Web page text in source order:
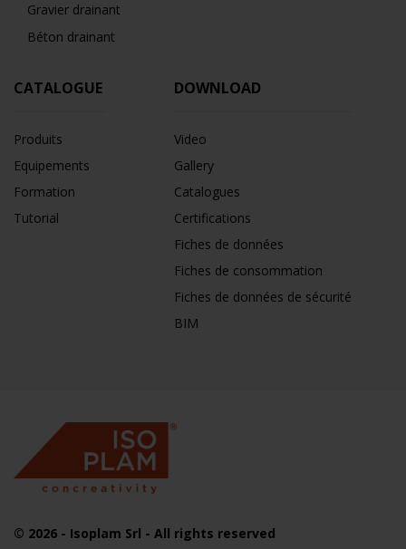
Gravier drainant
Béton drainant
CATALOGUE
Produits
Equipements
Formation
Tutorial
DOWNLOAD
Video
Gallery
Catalogues
Certifications
Fiches de données
Fiches de consommation
Fiches de données de sécurité
BIM
© 2026 - Isoplam Srl - All rights reserved